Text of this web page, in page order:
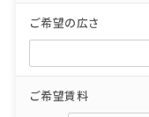
ご希望の広さ
ご希望賃料